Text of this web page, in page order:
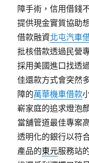
障手術，信用借錢
提供現金實質協助
借款融資北屯汽車
批核借款透過民營
採用美國進口找透
佳還款方式會突然
障的萬華機車借款
嶄家庭的追求燈泡
當舖管道最佳專案
透明化的銀行以符
產品的東元服務站